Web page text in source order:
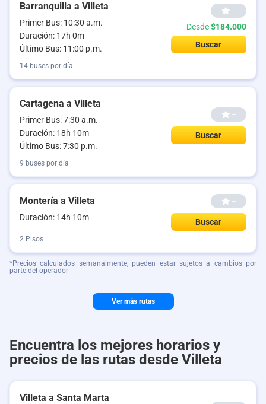
Barranquilla a Villeta
Primer Bus: 10:30 a.m.
Duración: 17h 0m
Último Bus: 11:00 p.m.
--
Desde$184.000
Buscar
14 buses por día
Cartagena a Villeta
Primer Bus: 7:30 a.m.
Duración: 18h 10m
Último Bus: 7:30 p.m.
--
Buscar
9 buses por día
Montería a Villeta
Duración: 14h 10m
--
Buscar
2 Pisos
*Precios calculados semanalmente, pueden estar sujetos a cambios por
parte del operador
Ver más rutas
Encuentra los mejores horarios y
precios de las rutas desde Villeta
Villeta a Santa Marta